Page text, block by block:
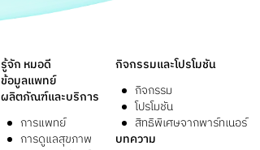
รู้จัก หมอดี
ข้อมูลแพทย์
ผลิตภัณฑ์และบริการ
การแพทย์
การดูแลสุขภาพ
กิจกรรมและโปรโมชัน
กิจกรรม
โปรโมชัน
สิทธิพิเศษจากพาร์ทเนอร์
บทความ